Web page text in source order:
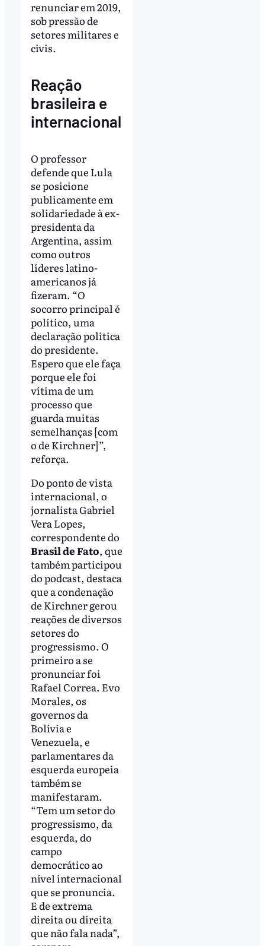
renunciar em 2019,
sob pressão de
setores militares e
civis.
Reação
brasileira e
internacional
O professor
defende que Lula
se posicione
publicamente em
solidariedade à ex-
presidenta da
Argentina, assim
como outros
líderes latino-
americanos já
fizeram. “O
socorro principal é
político, uma
declaração política
do presidente.
Espero que ele faça
porque ele foi
vítima de um
processo que
guarda muitas
semelhanças [com
o de Kirchner]”,
reforça.
Do ponto de vista
internacional, o
jornalista Gabriel
Vera Lopes,
correspondente do
Brasil de Fato, que
também participou
do podcast, destaca
que a condenação
de Kirchner gerou
reações de diversos
setores do
progressismo. O
primeiro a se
pronunciar foi
Rafael Correa. Evo
Morales, os
governos da
Bolívia e
Venezuela, e
parlamentares da
esquerda europeia
também se
manifestaram.
“Tem um setor do
progressismo, da
esquerda, do
campo
democrático ao
nível internacional
que se pronuncia.
E de extrema
direita ou direita
que não fala nada”,